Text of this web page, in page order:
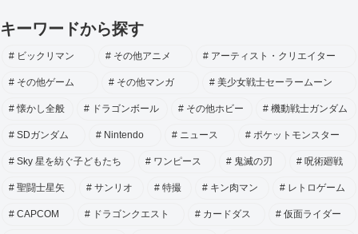
キーワードから探す
ビックリマン その他アニメ アーティスト・クリエイター
その他ゲーム その他マンガ 美少女戦士セーラームーン
懐かし全般 ドラゴンボール その他ホビー 機動戦士ガンダム
SDガンダム Nintendo ニュース ポケットモンスター
Sky 星を紡ぐ子どもたち ワンピース 鬼滅の刃 呪術廻戦
聖闘士星矢 サンリオ 特撮 キン肉マン レトロゲーム
CAPCOM ドラゴンクエスト カードダス 仮面ライダー